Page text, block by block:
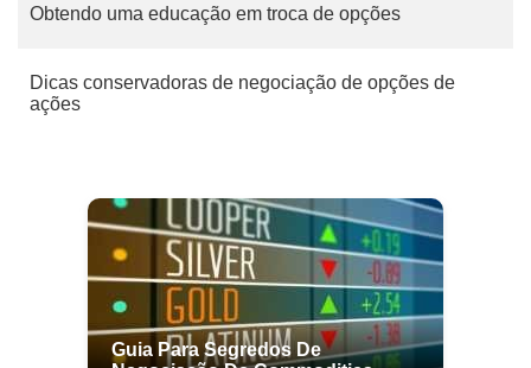
Obtendo uma educação em troca de opções
Dicas conservadoras de negociação de opções de
ações
Guia Para Segredos De